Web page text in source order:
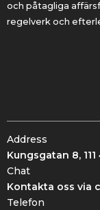
och påtagliga
regelverk och
Address
Kungsgatan 8,
Chat
Kontakta oss via
Telefon